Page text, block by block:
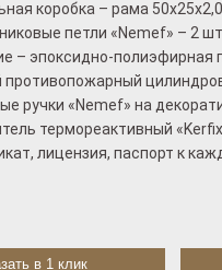
коробка – рама
петли «Nemef» – 2
– эпоксидно-полиэфирная
противопожарный
ручки «Nemef» на
термореактивный
лицензия, паспорт к
в 1 клик